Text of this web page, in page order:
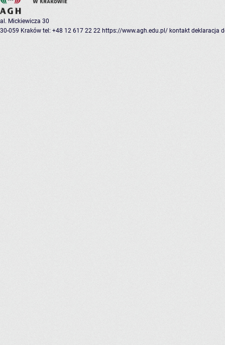
al. Mickiewicza 30
30-059 Kraków tel: +48 12 617 22 22 https://www.agh.edu.pl/ kontakt deklaracja